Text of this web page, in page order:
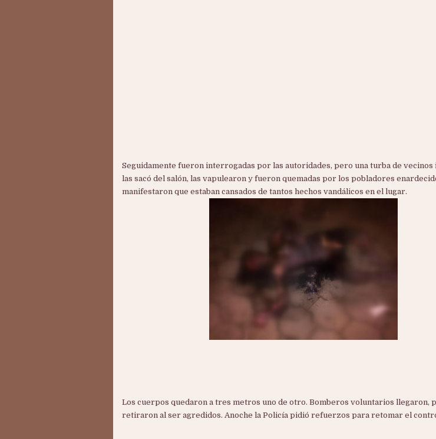
Seguidamente fueron interrogadas por las autoridades, pero una turba de vecinos
las sacó del salón, las vapulearon y fueron quemadas por los pobladores
manifestaron que estaban cansados de tantos hechos vandálicos en el lugar.
Los cuerpos quedaron a tres metros uno de otro. Bomberos voluntarios llegaron,
retiraron al ser agredidos. Anoche la Policía pidió refuerzos para retomar el